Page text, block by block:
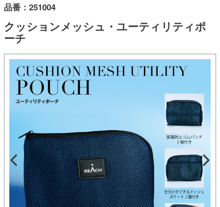
品番： 251004
クッションメッシュ・ユーティリティポ
ーチ